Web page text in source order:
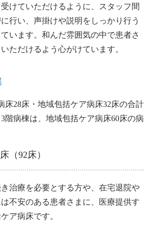
けていただけるように、スタッフ間
行い、声掛けや説明をしっかり行う
います。和んだ雰囲気の中で患者さ
ただけるよう心がけています。
床28床・地域包括ケア病床32床の合計
階病棟は、地域包括ケア病床60床の病
（92床）
治療を必要とする方や、在宅退院や
不安のある患者さまに、医療提供す
ア病床です。